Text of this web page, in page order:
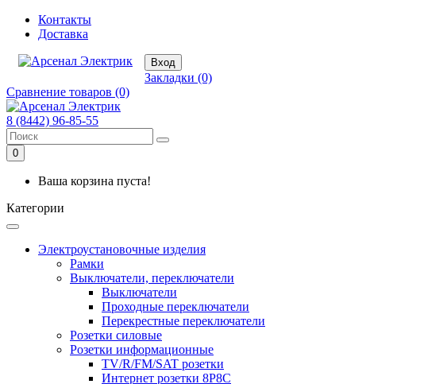
Контакты
Доставка
Вход
Закладки (0)
Сравнение товаров (0)
8 (8442) 96-85-55
0
Ваша корзина пуста!
Категории
Электроустановочные изделия
Рамки
Выключатели, переключатели
Выключатели
Проходные переключатели
Перекрестные переключатели
Розетки силовые
Розетки информационные
TV/R/FM/SAT розетки
Интернет розетки 8P8C